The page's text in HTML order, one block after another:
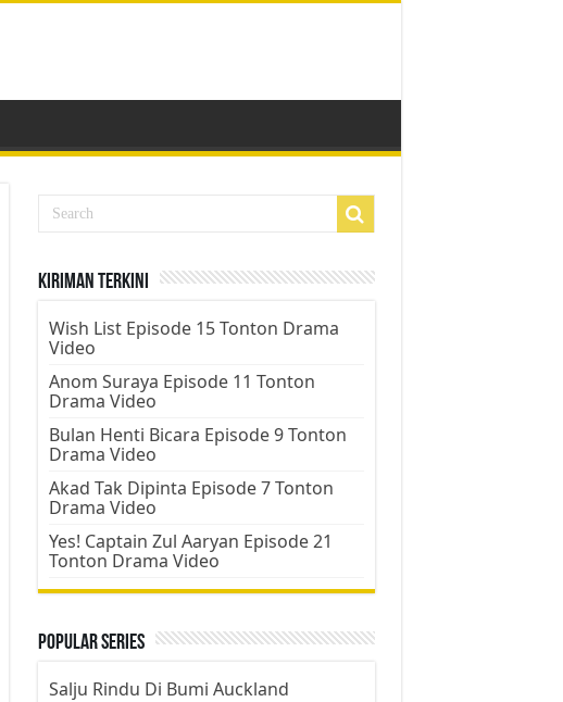
Kiriman Terkini
Wish List Episode 15 Tonton Drama
Video
Anom Suraya Episode 11 Tonton
Drama Video
Bulan Henti Bicara Episode 9 Tonton
Drama Video
Akad Tak Dipinta Episode 7 Tonton
Drama Video
Yes! Captain Zul Aaryan Episode 21
Tonton Drama Video
Popular Series
Salju Rindu Di Bumi Auckland